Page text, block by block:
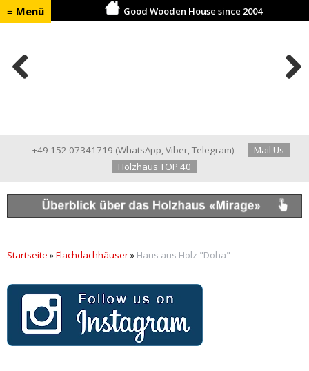
≡ Menü Good Wooden House since 2004
+49 152 07341719 (WhatsApp,Viber,Telegram)
Mail Us
Holzhaus TOP 40
Startseite »Flachdachhäuser» Haus aus Holz "Doha"